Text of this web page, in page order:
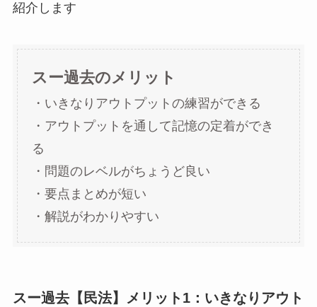
紹介します
スー過去のメリット
・いきなりアウトプットの練習ができる
・アウトプットを通して記憶の定着ができ
る
・問題のレベルがちょうど良い
・要点まとめが短い
・解説がわかりやすい
スー過去【民法】メリット1：いきなりアウト